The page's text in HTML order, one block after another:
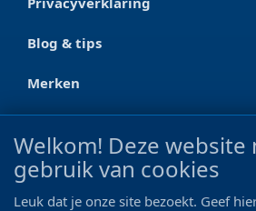
Blog & tips
Merken
CONTACT
Ootmarsumseweg 125a
Welkom! Deze website
gebruik van cookies
Leuk dat je onze site bezoekt. Geef